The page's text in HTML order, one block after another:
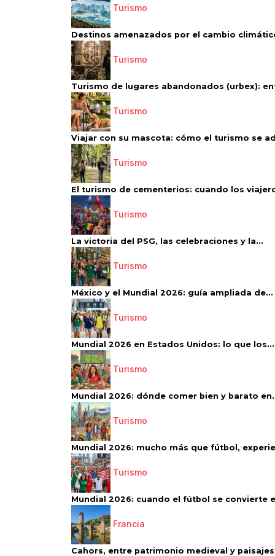
Turismo
Destinos amenazados por el cambio
Turismo
Turismo de lugares abandonados (urbex):
Turismo
Viajar con su mascota: cómo el turismo se
Turismo
El turismo de cementerios: cuando los
Turismo
La victoria del PSG, las celebraciones y la...
Turismo
México y el Mundial 2026: guía ampliada de...
Turismo
Mundial 2026 en Estados Unidos: lo que los...
Turismo
Mundial 2026: dónde comer bien y barato
Turismo
Mundial 2026: mucho más que fútbol,
Turismo
Mundial 2026: cuando el fútbol se convierte
Francia
Cahors, entre patrimonio medieval y paisajes